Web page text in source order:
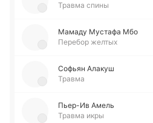
Травма спины
Мамаду Му­ста­фа Мбо
Перебор желтых
Софьян Алакуш
Травма
Пье­р-Ив Амель
Травма икры